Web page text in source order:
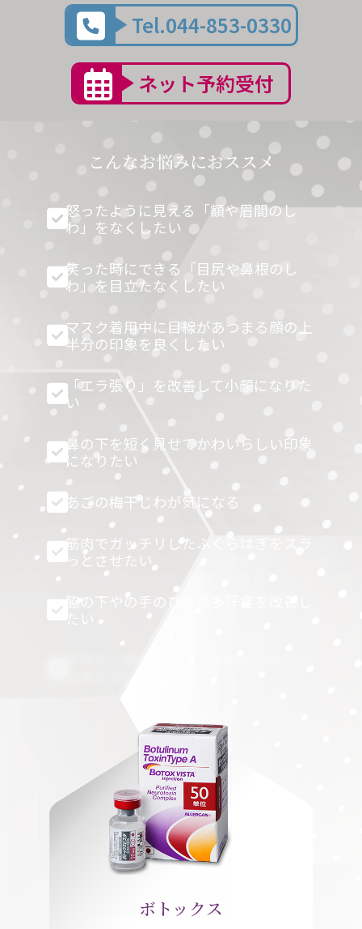
Tel.044-853-0330
ネット予約受付
こんなお悩みにおススメ
怒ったように見える「額や眉間のし
わ」をなくしたい
笑った時にできる「目尻や鼻根のし
わ」を目立たなくしたい
マスク着用中に目線があつまる顔の上
半分の印象を良くしたい
「エラ張り」を改善して小顔になりた
い
鼻の下を短く見せてかわいらしい印象
になりたい
あごの梅干じわが気になる
筋肉でガッチリしたふくらはぎをスラ
っとさせたい
脇の下やの手のひらの多汗症を改善し
ボトックス